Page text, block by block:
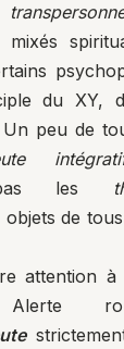
mixés
du XY,
Un peu de
pas les
objets de
attention à